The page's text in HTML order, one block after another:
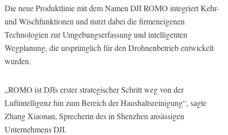
Die neue Produktlinie mit dem Namen DJI ROMO integriert Kehr-
und Wischfunktionen und nutzt dabei die firmeneigenen
Technologien zur Umgebungserfassung und intelligenten
Wegplanung, die ursprünglich für den Drohnenbetrieb entwickelt
wurden.
„ROMO ist DJIs erster strategischer Schritt weg von der
Luftintelligenz hin zum Bereich der Haushaltsreinigung“, sagte
Zhang Xiaonan, Sprecherin des in Shenzhen ansässigen
Unternehmens DJI.